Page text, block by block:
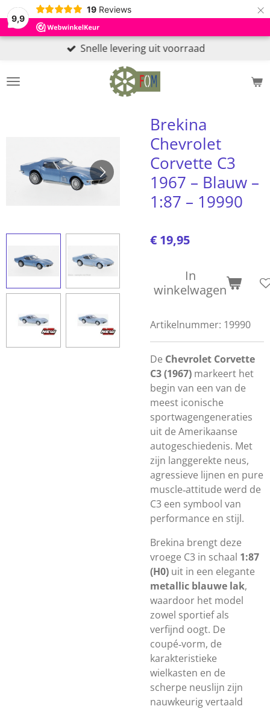
9,9
19 Reviews ×
Snelle levering uit voorraad
Brekina
Chevrolet
Corvette C3
1967 – Blauw –
1:87 – 19990
€ 19,95
In
winkelwagen
Artikelnummer: 19990
De Chevrolet Corvette
C3 (1967) markeert het
begin van een van de
meest iconische
sportwagengeneraties
uit de Amerikaanse
autogeschiedenis. Met
zijn langgerekte neus,
agressieve lijnen en pure
muscle‑attitude werd de
C3 een symbool van
performance en stijl.
Brekina brengt deze
vroege C3 in schaal 1:87
(H0) uit in een elegante
metallic blauwe lak,
waardoor het model
zowel sportief als
verfijnd oogt. De
coupé‑vorm, de
karakteristieke
wielkasten en de
scherpe neuslijn zijn
nauwkeurig vertaald